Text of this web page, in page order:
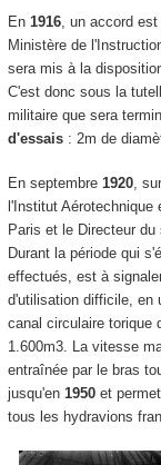
En 1916, un accord est
Ministère de
sera mis à la
C'est donc sous la
militaire que sera
d'essais: 2m de
En septembre 1920,
l'Institut
Paris et le Directeur
Durant la période qui
effectués, est à
d'utilisation difficile, en
canal circulaire torique
1.600m3. La vitesse
entraînée par le bras
jusqu'en 1950et
tous les hydravions